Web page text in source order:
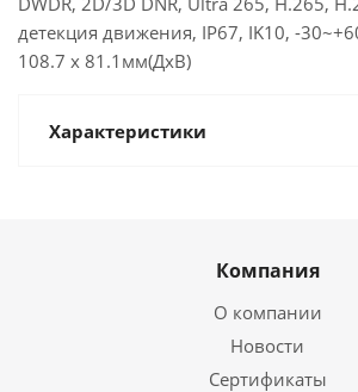
детекция движения, IP67, IK10, -
108.7 x 81.1мм(ДхВ)
Характеристики
Компания
О компании
Новости
Сертификаты